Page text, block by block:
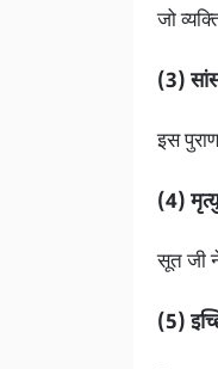
जो
(3)
इस
(4)
सूत जी
(5)